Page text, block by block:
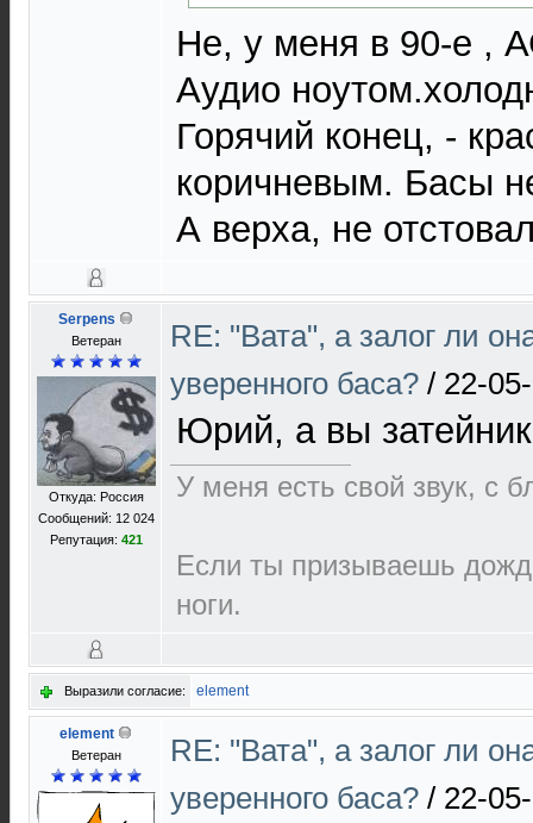
Не, у меня в 90-е ,
Аудио
Горячий конец, -
коричневым. Басы
А верха, не
Serpens
Ветеран
Откуда: Россия
Сообщений: 12 024
Репутация: 421
RE: "Вата", а залог ли
уверенного баса? / 22-
Юрий, а вы
У меня есть свой звук, с
Если ты призываешь
ноги.
Выразили согласие: element
element
Ветеран
RE: "Вата", а залог ли
уверенного баса? / 22-